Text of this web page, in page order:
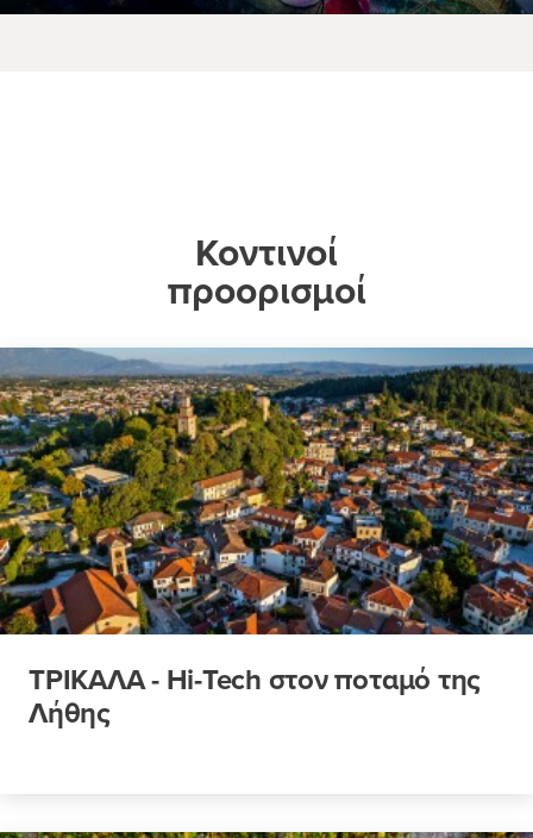
Κοντινοί
προορισμοί
ΤΡΙΚΑΛΑ - Hi-Tech στον ποταμό της
Λήθης